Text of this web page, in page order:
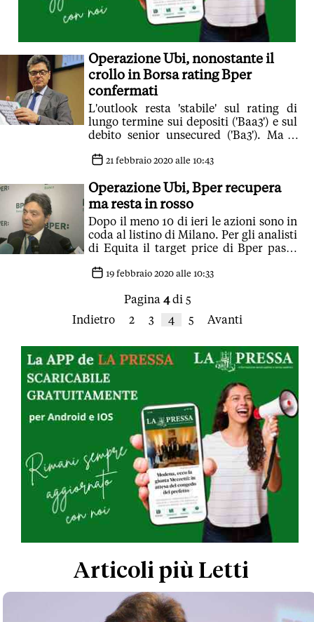
Operazione Ubi, nonostante il
crollo in Borsa rating Bper
confermati
L'outlook resta 'stabile' sul rating di
lungo termine sui depositi ('Baa3') e sul
debito senior unsecured ('Ba3'). Ma il
21 febbraio 2020 alle 10:43
Operazione Ubi, Bper recupera
ma resta in rosso
Dopo il meno 10 di ieri le azioni sono in
coda al listino di Milano. Per gli analisti
di Equita il target price di Bper passa
19 febbraio 2020 alle 10:33
Pagina 4di 5
Indietro
2 3 4 5 Avanti
Articoli più Letti